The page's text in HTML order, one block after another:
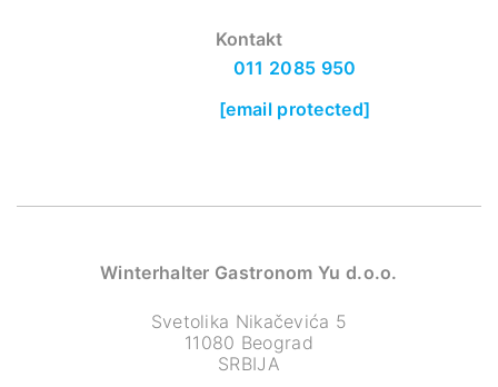
Kontakt
011 2085 950
[email protected]
Winterhalter Gastronom Yu d.o.o.
Svetolika Nikačevića 5
11080 Beograd
SRBIJA